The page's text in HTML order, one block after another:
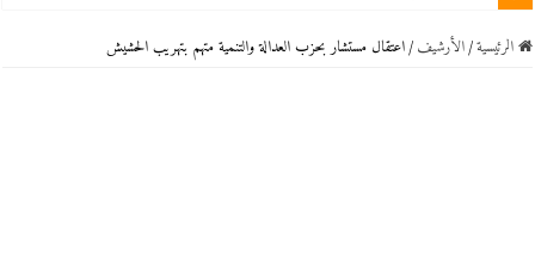
الرئيسية / اﻷرشيف / اعتقال مستشار بحزب العدالة والتنمية متهم بتهريب الحشيش